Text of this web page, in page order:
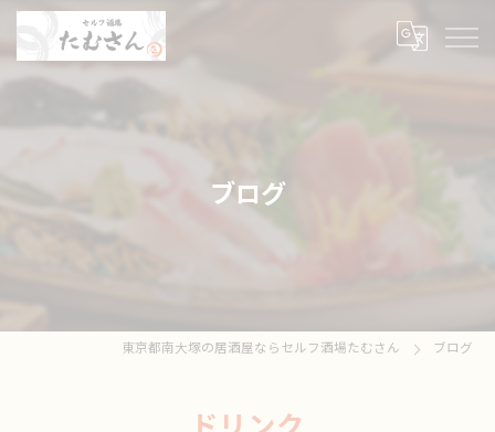
ブログ
東京都南大塚の居酒屋ならセルフ酒場たむさん ブログ